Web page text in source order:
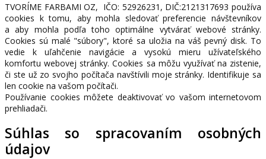
TVORÍME FARBAMI OZ, IČO: 52926231, DIČ:2121317693 používa
cookies k tomu, aby mohla sledovať preferencie návštevníkov
a aby mohla podľa toho optimálne vytvárať webové stránky.
Cookies sú malé "súbory", ktoré sa uložia na váš pevný disk. To
vedie k uľahčenie navigácie a vysokú mieru užívateľského
komfortu webovej stránky. Cookies sa môžu využívať na zistenie,
či ste už zo svojho počítača navštívili moje stránky. Identifikuje sa
len cookie na vašom počítači.
Používanie cookies môžete deaktivovať vo vašom internetovom
prehliadači.
Súhlas so spracovaním osobných
údajov